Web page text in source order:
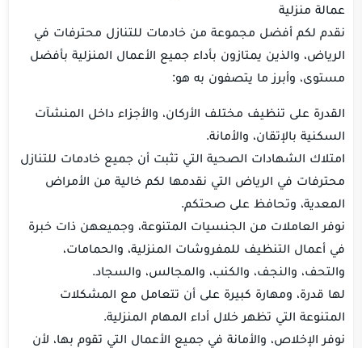
عمالة منزلية
نقدم لكم أفضل مجموعة من خادمات للتنازل محترفات في
الرياض، والذين يمتازون بأداء جميع الأعمال المنزلية بأفضل
مستوى، وأبرز ما يتصفون به هو:
القدرة على تنظيف مختلف الأركان، والأجزاء داخل المنشآت
السكنية بالإتقان، والأمانة.
امتلاك الشهادات الصحية التي تثبت أن جميع خادمات للتنازل
محترفات في الرياض التي نقدمها لكم خالية من الأمراض
المعدية، وتحافظ على صحتكم.
نوفر العاملات من الجنسيات المتنوعة، وجميعهن ذات خبرة
في أعمال التنظيف للمفروشات المنزلية، والحمامات،
والتحف، والنجف، والكنب، والمجالس، والسجاد.
لها قدرة، ومهارة كبيرة على أن تتعامل مع المشكلات
المتنوعة التي تظهر خلال أداء المهام المنزلية.
نوفر الإخلاص، والأمانة في جميع الأعمال التي تقوم بها، لأن